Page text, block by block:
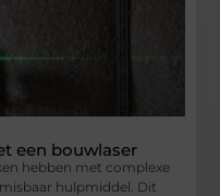
een bouwlaser
hebben met complexe
hulpmiddel. Dit